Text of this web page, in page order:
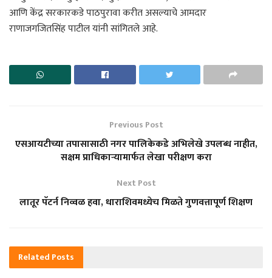
आणि केंद्र सरकारकडे पाठपुरावा करीत असल्याचे आमदार
राणाजगजितसिंह पाटील यांनी सांगितले आहे.
Previous Post
एसआयटीच्या तपासासाठी नगर पालिकेकडे अभिलेखे उपलब्ध नाहीत,
सक्षम प्राधिकाऱ्यामार्फत लेखा परीक्षण करा
Next Post
लातूर पॅटर्न निव्वळ हवा, धाराशिवमध्येच मिळते गुणवत्तापूर्ण शिक्षण
Related Posts